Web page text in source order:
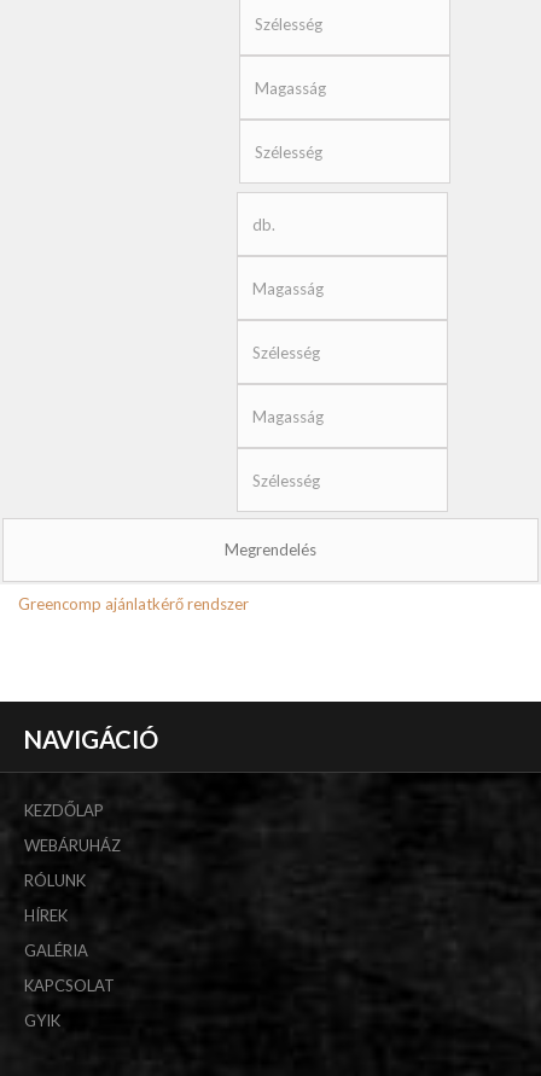
Greencomp ajánlatkérő rendszer
NAVIGÁCIÓ
KEZDŐLAP
WEBÁRUHÁZ
RÓLUNK
HÍREK
GALÉRIA
KAPCSOLAT
GYIK